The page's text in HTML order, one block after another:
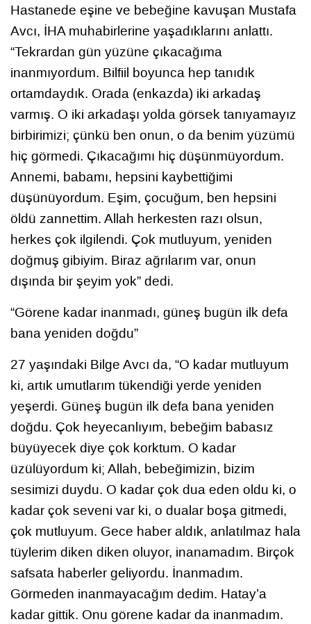
Hastanede eşine ve bebeğine kavuşan Mustafa
Avcı, İHA muhabirlerine yaşadıklarını anlattı.
“Tekrardan gün yüzüne çıkacağıma
inanmıyordum. Bilfiil boyunca hep tanıdık
ortamdaydık. Orada (enkazda) iki arkadaş
varmış. O iki arkadaşı yolda görsek tanıyamayız
birbirimizi; çünkü ben onun, o da benim yüzümü
hiç görmedi. Çıkacağımı hiç düşünmüyordum.
Annemi, babamı, hepsini kaybettiğimi
düşünüyordum. Eşim, çocuğum, ben hepsini
öldü zannettim. Allah herkesten razı olsun,
herkes çok ilgilendi. Çok mutluyum, yeniden
doğmuş gibiyim. Biraz ağrılarım var, onun
dışında bir şeyim yok” dedi.
“Görene kadar inanmadı, güneş bugün ilk defa
bana yeniden doğdu”
27 yaşındaki Bilge Avcı da, “O kadar mutluyum
ki, artık umutlarım tükendiği yerde yeniden
yeşerdi. Güneş bugün ilk defa bana yeniden
doğdu. Çok heyecanlıyım, bebeğim babasız
büyüyecek diye çok korktum. O kadar
üzülüyordum ki; Allah, bebeğimizin, bizim
sesimizi duydu. O kadar çok dua eden oldu ki, o
kadar çok seveni var ki, o dualar boşa gitmedi,
çok mutluyum. Gece haber aldık, anlatılmaz hala
tüylerim diken diken oluyor, inanamadım. Birçok
safsata haberler geliyordu. İnanmadım.
Görmeden inanmayacağım dedim. Hatay’a
kadar gittik. Onu görene kadar da inanmadım.